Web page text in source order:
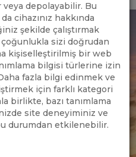
depolayabilir. Bu
cihazınız hakkında
şekilde çalıştırmak
sizi doğrudan
kişiselleştirilmiş bir web
bilgisi türlerine izin
fazla bilgi edinmek ve
için farklı kategori
birlikte, bazı tanımlama
site deneyiminiz ve
durumdan etkilenebilir.